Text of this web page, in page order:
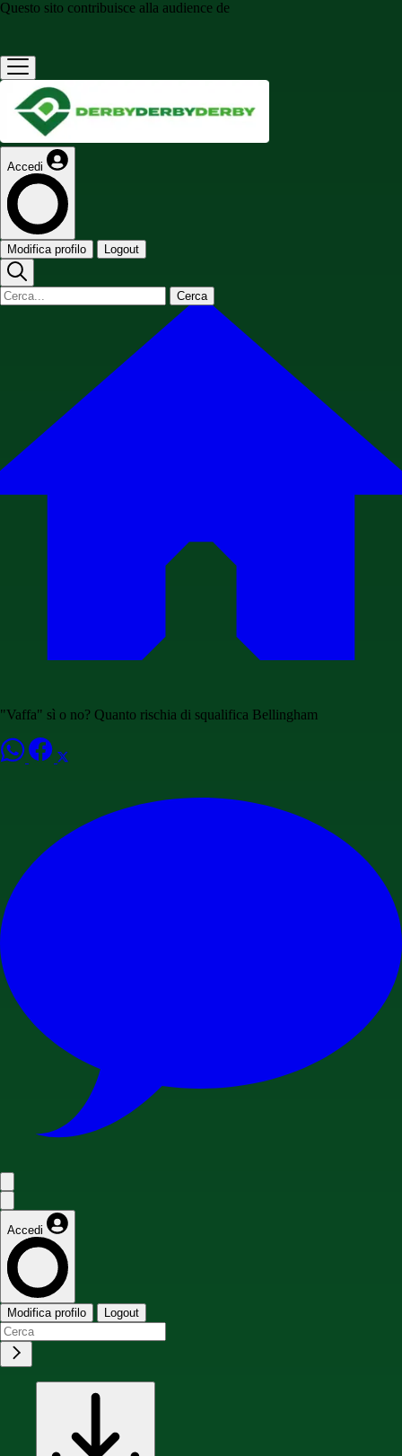
Questo sito contribuisce alla audience de
Accedi
Modifica profilo Logout
Cerca
"Vaffa" sì o no? Quanto rischia di squalifica Bellingham
Accedi
Modifica profilo Logout